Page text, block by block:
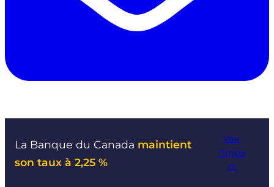
La Banque du Canada maintient
son taux à 2,25 %
Voir
l’impa
ct